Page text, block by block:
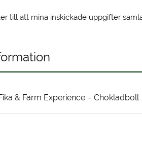
till att mina inskickade uppgifter
& Farm Experience – Chokladboll